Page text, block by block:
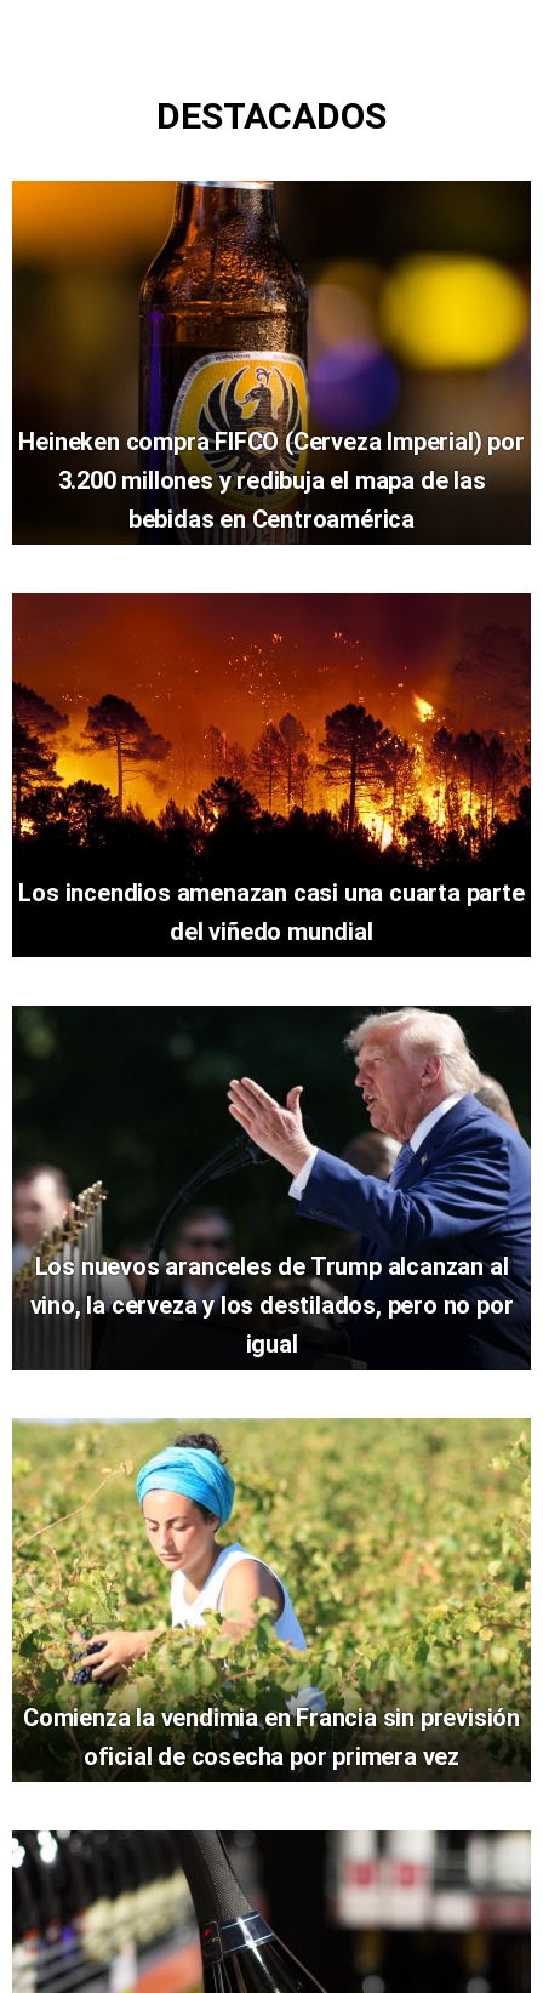
DESTACADOS
Heineken compra FIFCO (Cerveza Imperial) por
3.200 millones y redibuja el mapa de las
bebidas en Centroamérica
Los incendios amenazan casi una cuarta parte
del viñedo mundial
Los nuevos aranceles de Trump alcanzan al
vino, la cerveza y los destilados, pero no por
igual
Comienza la vendimia en Francia sin previsión
oficial de cosecha por primera vez